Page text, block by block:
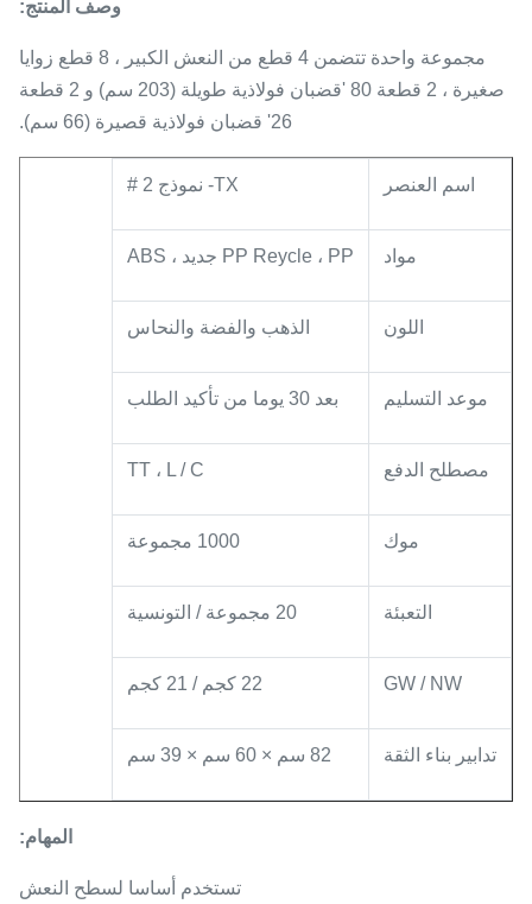
وصف المنتج:
مجموعة واحدة تتضمن 4 قطع من النعش الكبير ، 8 قطع زوايا
صغيرة ، 2 قطعة 80 'قضبان فولاذية طويلة (203 سم) و 2 قطعة
26' قضبان فولاذية قصيرة (66 سم).
اسم العنصر TX- نموذج 2 #
مواد PP Reycle ، PP جديد ، ABS
اللون الذهب والفضة والنحاس
موعد التسليم بعد 30 يوما من تأكيد الطلب
مصطلح الدفع TT ، L / C
موك 1000 مجموعة
التعبئة 20 مجموعة / التونسية
GW / NW 22 كجم / 21 كجم
تدابير بناء الثقة 82 سم × 60 سم × 39 سم
المهام:
تستخدم أساسا لسطح النعش